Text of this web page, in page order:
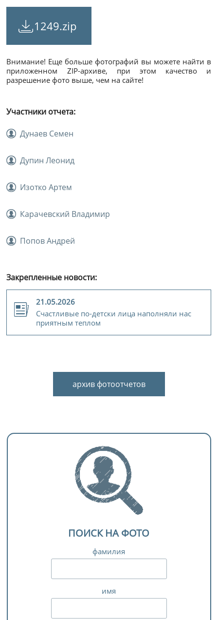
1249.zip
Внимание! Еще больше фотографий вы можете найти в
приложенном ZIP-архиве, при этом качество и
разрешение фото выше, чем на сайте!
Участники отчета:
Дунаев Семен
Дупин Леонид
Изотко Артем
Карачевский Владимир
Попов Андрей
Закрепленные новости:
21.05.2026
Счастливые по-детски лица наполняли нас
приятным теплом
архив фотоотчетов
ПОИСК НА ФОТО
фамилия
имя